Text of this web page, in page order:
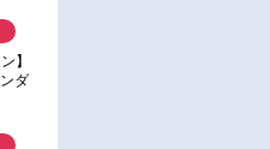
】
ダ
ク